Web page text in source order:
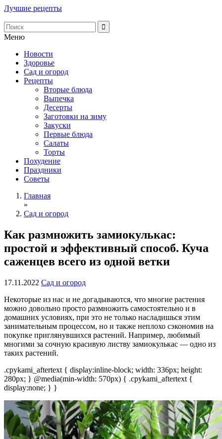
Лучшие рецепты
Меню
Новости
Здоровье
Сад и огород
Рецепты
Вторые блюда
Выпечка
Десерты
Заготовки на зиму
Закуски
Первые блюда
Салаты
Торты
Похудение
Праздники
Советы
Главная
»
Сад и огород
Как размножить замиокулькас:
простой и эффективный способ. Куча
саженцев всего из одной ветки
17.11.2022 Сад и огород
Некоторые из нас и не догадываются, что многие растения
можно довольно просто размножить самостоятельно и в
домашних условиях, при это не только насладишься этим
занимательным процессом, но и также неплохо сэкономив на
покупке приглянувшихся растений. Например, любимый
многими за сочную красивую листву замиокулькас — одно из
таких растений.
.cpykami_aftertext { display:inline-block; width: 336px; height:
280px; } @media(min-width: 570px) { .cpykami_aftertext {
display:none; } }